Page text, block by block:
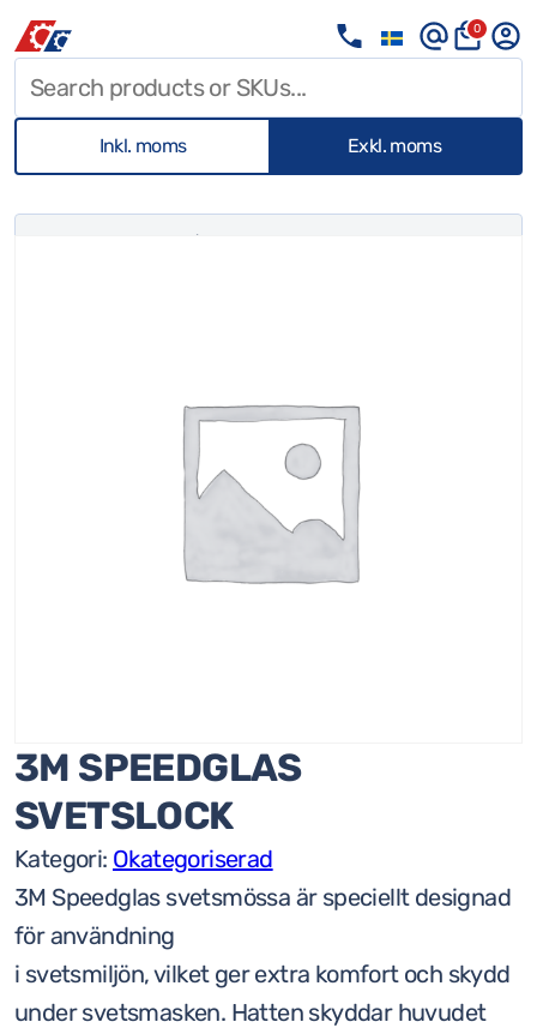
0
Inkl. moms Exkl. moms
/ 3M SPEEDGLAS SVETSLOCK
3M SPEEDGLAS
SVETSLOCK
Kategori: Okategoriserad
3M Speedglas svetsmössa är speciellt designad
för användning
i svetsmiljön, vilket ger extra komfort och skydd
under svetsmasken. Hatten skyddar huvudet